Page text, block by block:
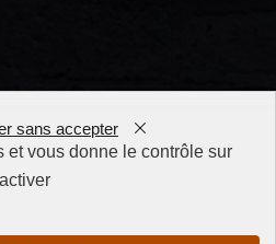
vous donne le contrôle sur
sans accepter